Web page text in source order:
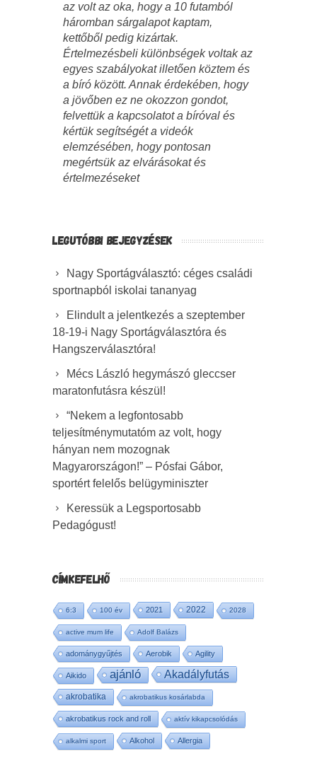
az volt az oka, hogy a 10 futamból
háromban sárgalapot kaptam,
kettőből pedig kizártak.
Értelmezésbeli különbségek voltak az
egyes szabályokat illetően köztem és
a bíró között. Annak érdekében, hogy
a jövőben ez ne okozzon gondot,
felvettük a kapcsolatot a bíróval és
kértük segítségét a videók
elemzésében, hogy pontosan
megértsük az elvárásokat és
értelmezéseket
LEGUTÓBBI BEJEGYZÉSEK
Nagy Sportágválasztó: céges családi
sportnapból iskolai tananyag
Elindult a jelentkezés a szeptember
18-19-i Nagy Sportágválasztóra és
Hangszerválasztóra!
Mécs László hegymászó gleccser
maratonfutásra készül!
“Nekem a legfontosabb
teljesítménymutatóm az volt, hogy
hányan nem mozognak
Magyarországon!” – Pósfai Gábor,
sportért felelős belügyminiszter
Keressük a Legsportosabb
Pedagógust!
CÍMKEFELHŐ
6:3 100 év 2021 2022 2028
active mum life Adolf Balázs
adománygyűjtés Aerobik Agility
Aikido ajánló Akadályfutás
akrobatika akrobatikus kosárlabda
akrobatikus rock and roll aktív kikapcsolódás
alkalmi sport Alkohol Allergia